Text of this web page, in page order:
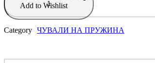
Add to Wishlist
Category ЧУВАЛИ НА ПРУЖИНА